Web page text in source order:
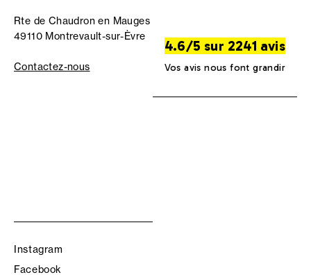
Rte de Chaudron en Mauges
49110 Montrevault-sur-Èvre
Contactez-nous
4.6/5 sur 2241 avis
Vos avis nous font grandir
Instagram
Facebook